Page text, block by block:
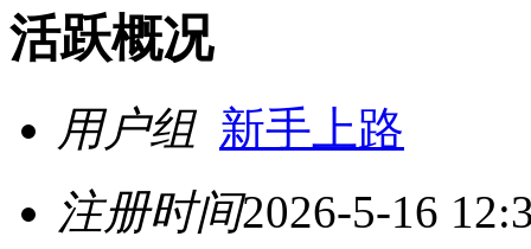
活跃概况
用户组 新手上路
注册时间2026-5-16